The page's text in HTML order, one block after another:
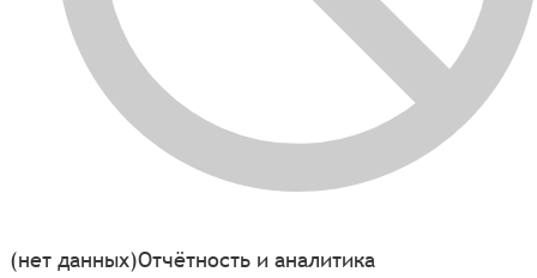
(нет данных)Отчётность и аналитика